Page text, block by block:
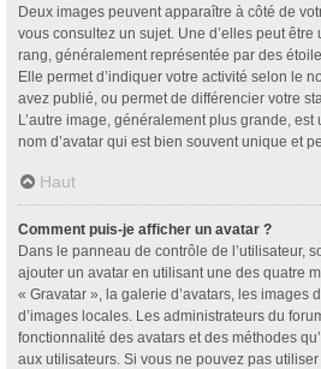
Deux images peuvent apparaître à côté de
vous consultez un sujet. Une d’elles peut
rang, généralement représentée par des
Elle permet d’indiquer votre activité selon le
avez publié, ou permet de différencier votre
L’autre image, généralement plus grande,
nom d’avatar qui est bien souvent unique et
Haut
Comment puis-je afficher un avatar ?
Dans le panneau de contrôle de l’utilisateur,
ajouter un avatar en utilisant une des quatre
« Gravatar », la galerie d’avatars, les images
d’images locales. Les administrateurs du
fonctionnalité des avatars et des méthodes
aux utilisateurs. Si vous ne pouvez pas